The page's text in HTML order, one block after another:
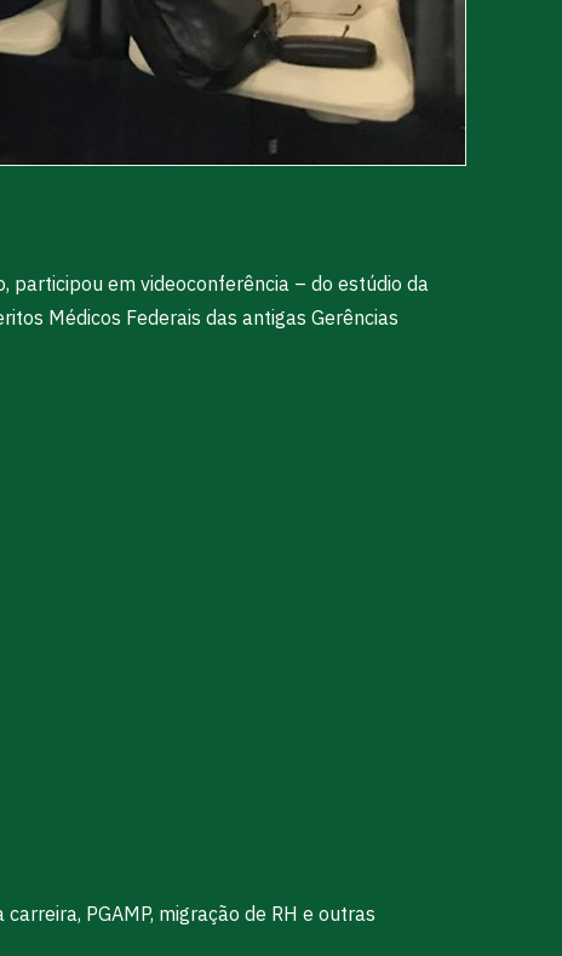
participou em videoconferência – do estúdio da
Médicos Federais das antigas Gerências
PGAMP, migração de RH e outras